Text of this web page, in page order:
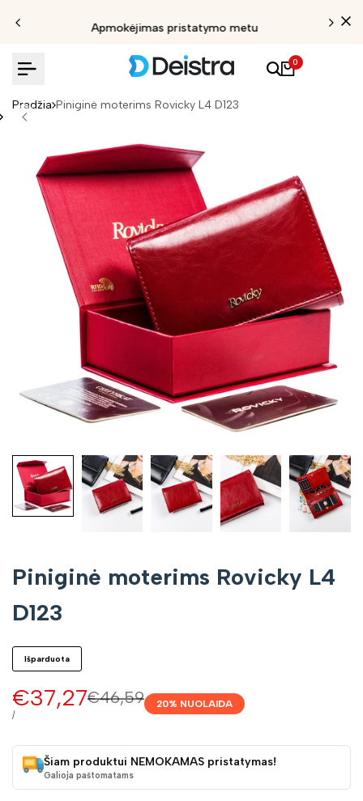
Apmokėjimas pristatymo metu
0
Pradžia Piniginė moterims Rovicky L4 D123
Piniginė moterims Rovicky L4
D123
Išparduota
Įprasta
€46,59
Pardavimo
kaina
€37,27
VIENETO
/
20% NUOLAIDA
Šiam produktui NEMOKAMAS pristatymas!
Galioja paštomatams